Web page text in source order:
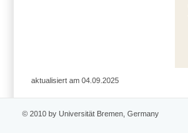
aktualisiert am 04.09.2025
© 2010 by Universität Bremen, Germany